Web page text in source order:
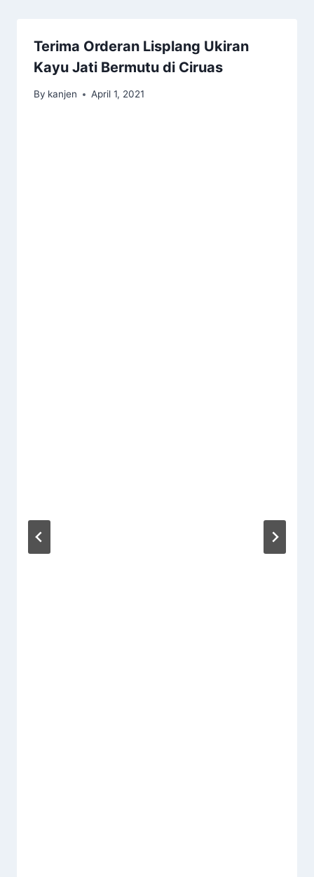
Terima Orderan Lisplang Ukiran
Kayu Jati Bermutu di Ciruas
By kanjen April 1, 2021